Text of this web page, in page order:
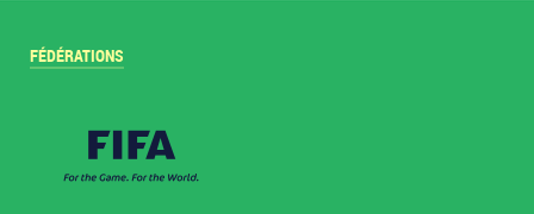
FÉDÉRATIONS